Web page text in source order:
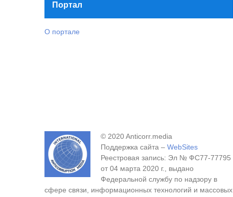
Портал
О портале
© 2020 Anticorr.media
Поддержка сайта – WebSites
Реестровая запись: Эл № ФС77-77795
от 04 марта 2020 г., выдано
Федеральной службу по надзору в
сфере связи, информационных технологий и массовых